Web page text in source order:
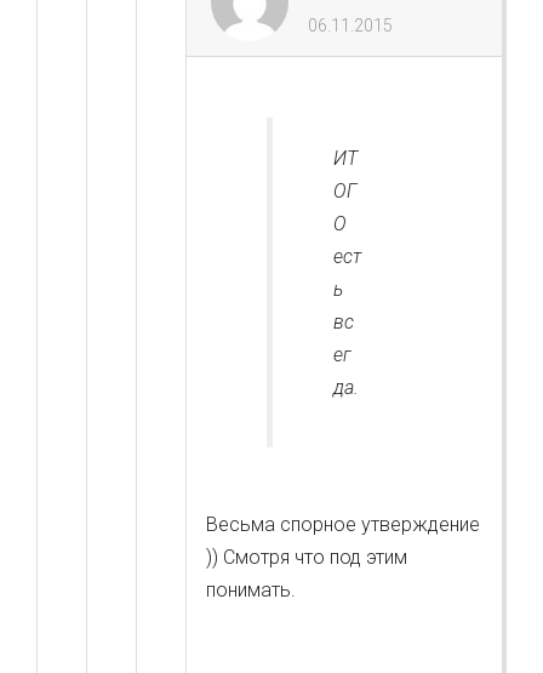
06.11.2015
ИТ
ОГ
О
ест
ь
вс
ег
да.
Весьма спорное утверждение
)) Смотря что под этим
понимать.